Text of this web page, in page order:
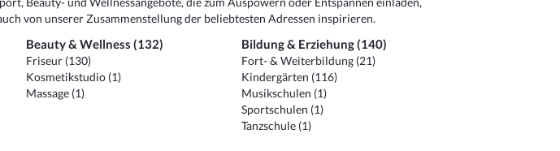
von unserer Zusammenstellung der beliebtesten Adressen inspirieren.
Beauty & Wellness (132)
Friseur (130)
Kosmetikstudio (1)
Massage (1)
Bildung & Erziehung (140)
Fort- & Weiterbildung (21)
Kindergärten (116)
Musikschulen (1)
Sportschulen (1)
Tanzschule (1)